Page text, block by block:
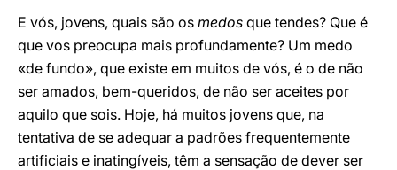
E vós, jovens, quais são os medos que tendes? Que é
que vos preocupa mais profundamente? Um medo
«de fundo», que existe em muitos de vós, é o de não
ser amados, bem-queridos, de não ser aceites por
aquilo que sois. Hoje, há muitos jovens que, na
tentativa de se adequar a padrões frequentemente
artificiais e inatingíveis, têm a sensação de dever ser